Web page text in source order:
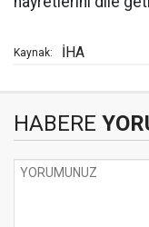
Kaynak: İHA
HABERE